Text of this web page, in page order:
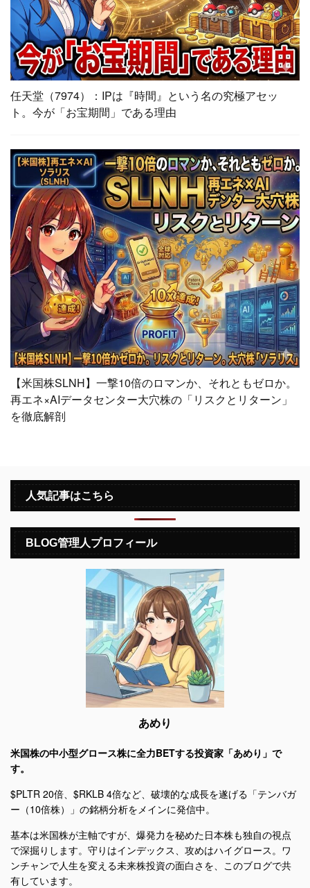
任天堂（7974）：IPは『時間』という名の究極アセッ
ト。今が「お宝期間」である理由
【米国株SLNH】一撃10倍のロマンか、それともゼロか。
再エネ×AIデータセンター大穴株の「リスクとリターン」
を徹底解剖
人気記事はこちら
BLOG管理人プロフィール
あめり
米国株の中小型グロース株に全力BETする投資家「あめり」で
す。
$PLTR 20倍、$RKLB 4倍など、破壊的な成長を遂げる「テンバガ
ー（10倍株）」の銘柄分析をメインに発信中。
基本は米国株が主軸ですが、爆発力を秘めた日本株も独自の視点
で深掘りします。守りはインデックス、攻めはハイグロース。ワ
ンチャンで人生を変える未来株投資の面白さを、このブログで共
有しています。